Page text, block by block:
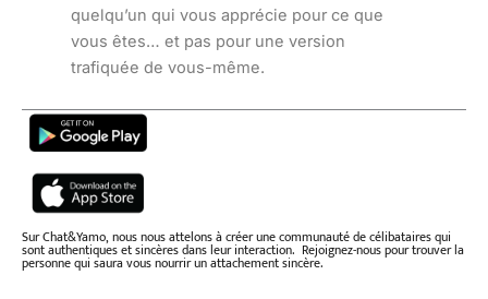
quelqu’un qui vous apprécie pour ce que
vous êtes… et pas pour une version
trafiquée de vous-même.
Sur Chat&Yamo, nous nous attelons à créer une communauté de célibataires qui
sont authentiques et sincères dans leur interaction. Rejoignez-nous pour trouver la
personne qui saura vous nourrir un attachement sincère.